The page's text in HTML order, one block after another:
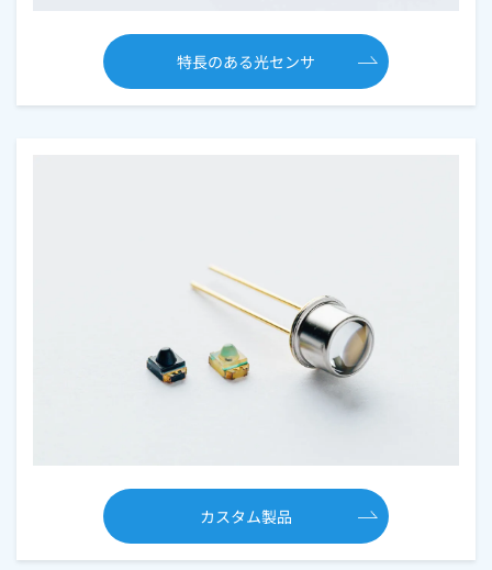
特長のある光センサ
カスタム製品